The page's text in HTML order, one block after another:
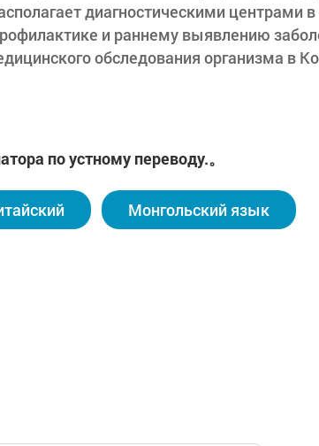
диагностическими центрами
и раннему выявлению
обследования организма в
улучшает качество
наблюдение за пациентами.
обследованиями для иностранных
чтобы стать вашим надежным
ведущим центром в области «K-
по устному переводу.。
Монгольский язык